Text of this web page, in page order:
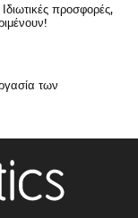
προσφορές,
των